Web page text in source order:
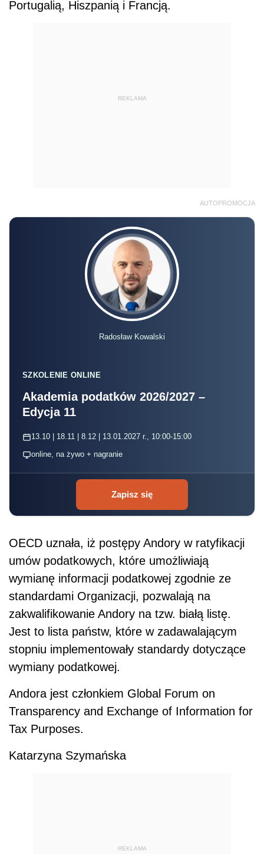
Portugalią, Hiszpanią i Francją.
REKLAMA
AUTOPROMOCJA
Radosław Kowalski
SZKOLENIE ONLINE
Akademia podatków 2026/2027 –
Edycja 11
13.10 | 18.11 | 8.12 | 13.01.2027 r., 10:00-15:00
online, na żywo + nagranie
Zapisz się
OECD uznała, iż postępy Andory w ratyfikacji
umów podatkowych, które umożliwiają
wymianę informacji podatkowej zgodnie ze
standardami Organizacji, pozwalają na
zakwalifikowanie Andory na tzw. białą listę.
Jest to lista państw, które w zadawalającym
stopniu implementowały standardy dotyczące
wymiany podatkowej.
Andora jest członkiem Global Forum on
Transparency and Exchange of Information for
Tax Purposes.
Katarzyna Szymańska
REKLAMA